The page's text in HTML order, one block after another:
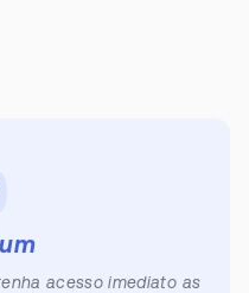
acesso imediato as